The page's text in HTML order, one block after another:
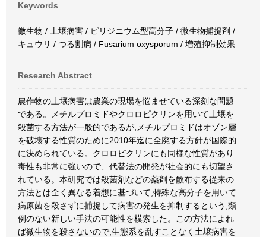
Keywords
微生物 / 土壌病害 / ピリジニウム型高分子 / 微生物捕捉剤 /
キュウリ / つる割病 / Fusarium oxysporum / 増殖抑制効果
Research Abstract
農作物の土壌病害は農業の現場を悩ませている深刻な問題
である。メチルプロミドやクロロピクリンを用いて土壌を
殺菌する方法が一般的であるが,メチルプロミドはオゾン層
を破壊する性質のために2010年迄に全廃する方針が国際的
に決められている。クロロピクリンにも同様な性質があり
毒性も非常に強いので、代替法の開発が社会的にも切望さ
れている。本研究では殺菌剤などの薬剤を散布する従来の
方法とは全く異なる着想に基づいて,特殊な高分子を用いて
病原菌を殺さずに捕捉して病害の発生を抑制するという,類
例のない新しい手法の可能性を模索した。この方法によれ
ば微生物を殺さないので,生態系を乱すことなく土壌病害を